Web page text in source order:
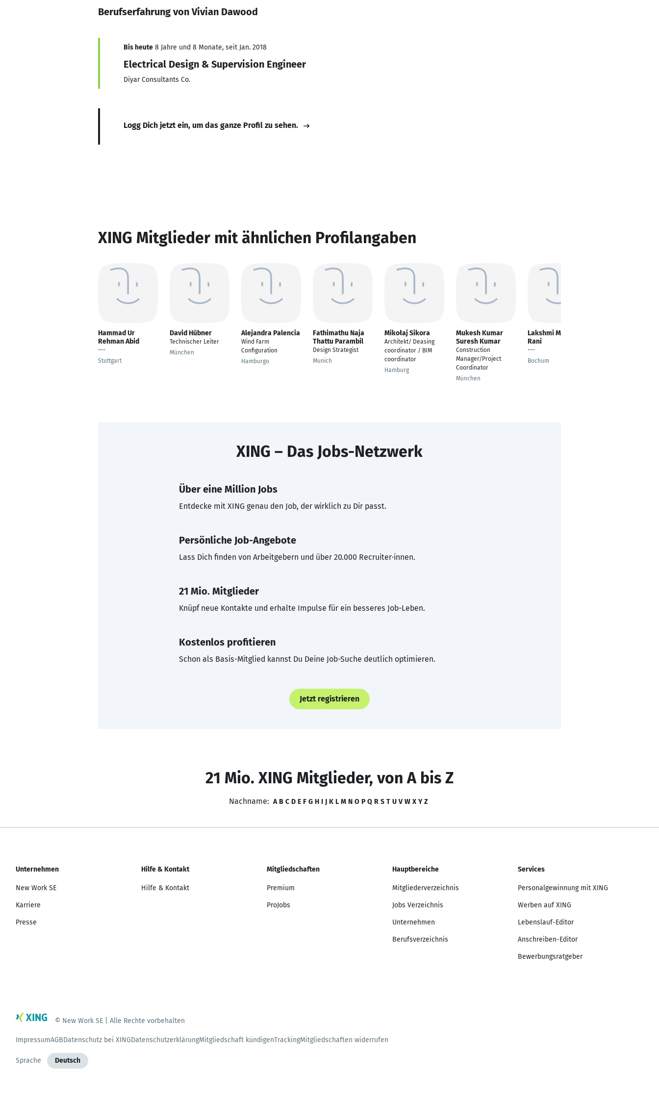
Berufserfahrung von Vivian Dawood
Bis heute 8 Jahre und 8 Monate, seit Jan. 2018
Electrical Design & Supervision Engineer
Diyar Consultants Co.
Logg Dich jetzt ein, um das ganze Profil zu sehen.
XING Mitglieder mit ähnlichen Profilangaben
Hammad Ur
Rehman Abid
---
Stuttgart
David Hübner
Technischer Leiter
München
Alejandra Palencia
Wind Farm
Configuration
Hamburgo
Fathimathu Naja
Thattu Parambil
Design Strategist
Munich
Mikołaj Sikora
Architekt/ Deasing
coordinator / BIM
coordinator
Hamburg
Mukesh Kumar
Suresh Kumar
Construction
Manager/Project
Coordinator
München
Lakshmi Manasa
Rani
---
Bochum
XING – Das Jobs-Netzwerk
Über eine Million Jobs
Entdecke mit XING genau den Job, der wirklich zu Dir passt.
Persönliche Job-Angebote
Lass Dich finden von Arbeitgebern und über 20.000 Recruiter·innen.
21 Mio. Mitglieder
Knüpf neue Kontakte und erhalte Impulse für ein besseres Job-Leben.
Kostenlos profitieren
Schon als Basis-Mitglied kannst Du Deine Job-Suche deutlich optimieren.
Jetzt registrieren
21 Mio. XING Mitglieder, von A bis Z
Nachname: A B C D E F G H I J K L M N O P Q R S T U V W X Y Z
Unternehmen
New Work SE
Karriere
Presse
Hilfe & Kontakt
Hilfe & Kontakt
Mitgliedschaften
Premium
ProJobs
Hauptbereiche
Mitgliederverzeichnis
Jobs Verzeichnis
Unternehmen
Berufsverzeichnis
Services
Personalgewinnung mit XING
Werben auf XING
Lebenslauf-Editor
Anschreiben-Editor
Bewerbungsratgeber
© New Work SE | Alle Rechte vorbehalten
ImpressumAGBDatenschutz bei XINGDatenschutzerklärungMitgliedschaft kündigenTrackingMitgliedschaften widerrufen
Sprache Deutsch